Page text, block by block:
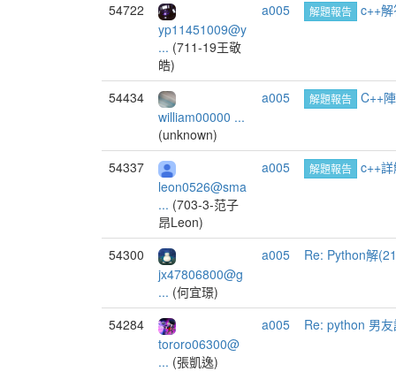
54722
yp11451009@y
... (711-19王敬
皓)
a005 解題報告 c++
54434
william00000 ...
(unknown)
a005 解題報告 C++
54337
leon0526@sma
... (703-3-范子
昂Leon)
a005 解題報告 c++
54300
jx47806800@g
... (何宜璟)
a005 Re: Python解
54284
tororo06300@
... (張凱逸)
a005 Re: python 男